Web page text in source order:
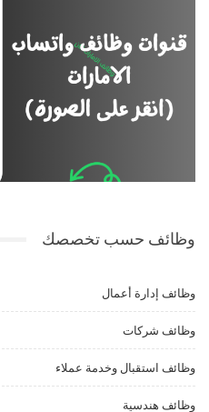
وظائف حسب تخصصك
وظائف إدارة أعمال
وظائف شركات
وظائف استقبال وخدمة عملاء
وظائف هندسية